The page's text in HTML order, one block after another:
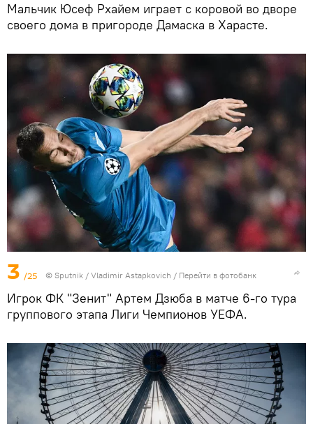
Мальчик Юсеф Рхайем играет с коровой во дворе
своего дома в пригороде Дамаска в Харасте.
3 /25 © Sputnik / Vladimir Astapkovich / Перейти в фотобанк
Игрок ФК "Зенит" Артем Дзюба в матче 6-го тура
группового этапа Лиги Чемпионов УЕФА.